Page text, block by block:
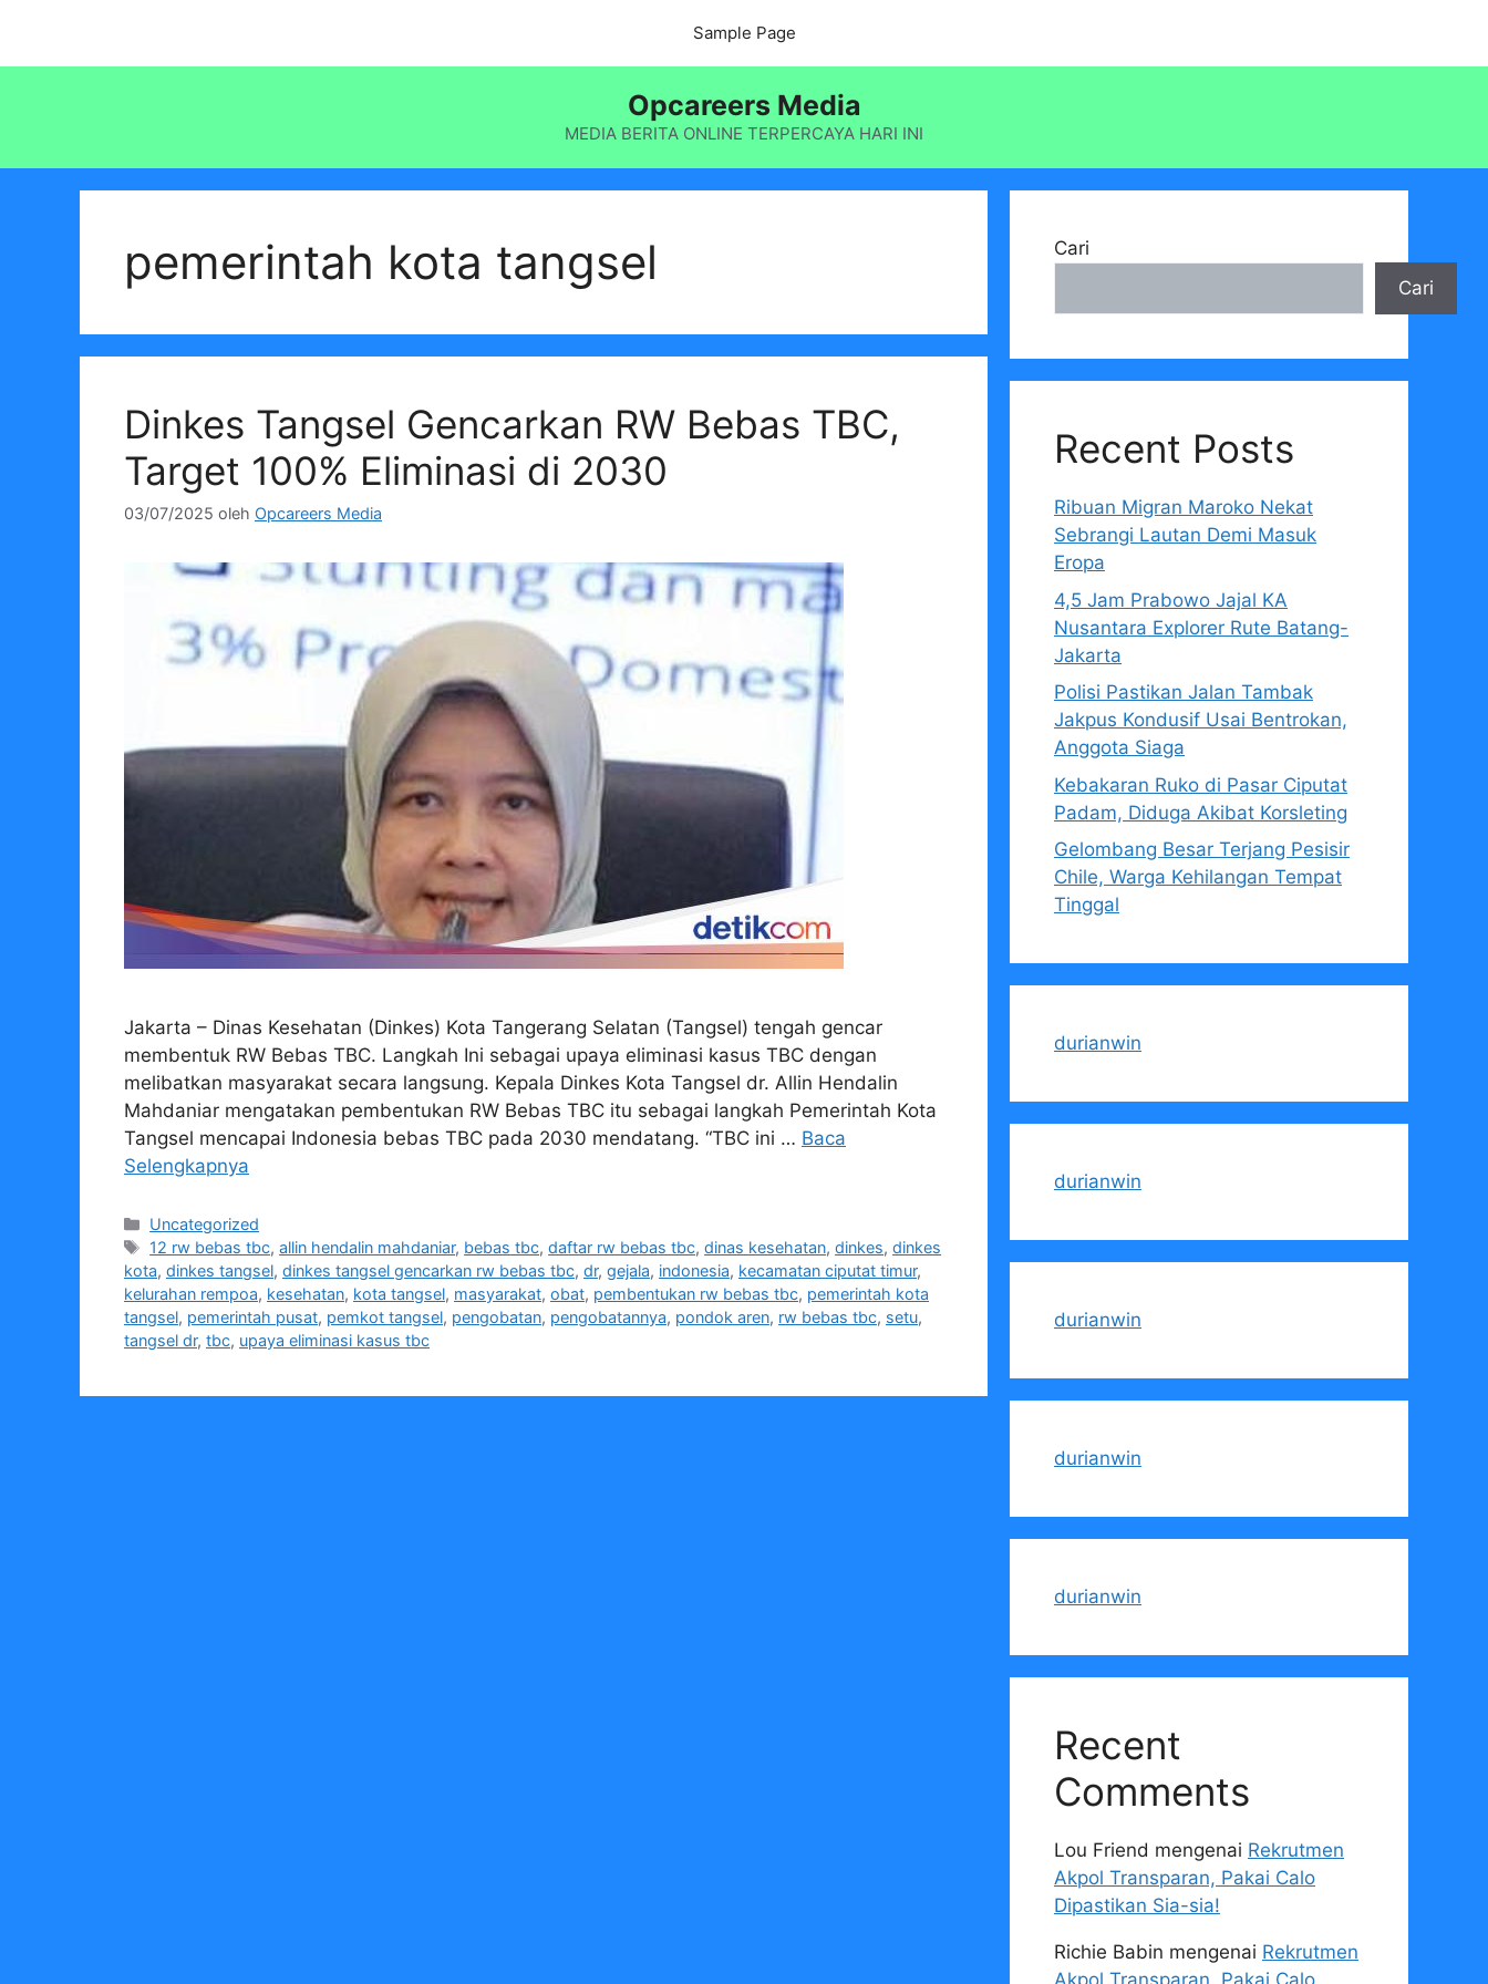
isi
Sample Page
Opcareers Media
MEDIA BERITA ONLINE TERPERCAYA HARI INI
pemerintah kota tangsel
Dinkes Tangsel Gencarkan RW Bebas TBC,
Target 100% Eliminasi di 2030
03/07/2025 oleh Opcareers Media
Jakarta – Dinas Kesehatan (Dinkes) Kota Tangerang Selatan (Tangsel) tengah gencar
membentuk RW Bebas TBC. Langkah Ini sebagai upaya eliminasi kasus TBC dengan
melibatkan masyarakat secara langsung. Kepala Dinkes Kota Tangsel dr. Allin Hendalin
Mahdaniar mengatakan pembentukan RW Bebas TBC itu sebagai langkah Pemerintah Kota
Tangsel mencapai Indonesia bebas TBC pada 2030 mendatang. “TBC ini … Baca
Selengkapnya
Kategori
Uncategorized
Tag
12 rw bebas tbc,allin hendalin mahdaniar, bebas tbc,daftar rw bebas tbc,dinas kesehatan,dinkes,dinkes
kota, dinkes tangsel, dinkes tangsel gencarkan rw bebas tbc, dr, gejala, indonesia, kecamatan ciputat timur,
kelurahan rempoa, kesehatan, kota tangsel, masyarakat, obat, pembentukan rw bebas tbc, pemerintah kota
tangsel, pemerintah pusat, pemkot tangsel, pengobatan, pengobatannya, pondok aren, rw bebas tbc, setu,
tangsel dr, tbc, upaya eliminasi kasus tbc
Cari
Cari
Recent Posts
Ribuan Migran Maroko Nekat
Sebrangi Lautan Demi Masuk
Eropa
4,5 Jam Prabowo Jajal KA
Nusantara Explorer Rute Batang-
Jakarta
Polisi Pastikan Jalan Tambak
Jakpus Kondusif Usai Bentrokan,
Anggota Siaga
Kebakaran Ruko di Pasar Ciputat
Padam, Diduga Akibat Korsleting
Gelombang Besar Terjang Pesisir
Chile, Warga Kehilangan Tempat
Tinggal
durianwin
durianwin
durianwin
durianwin
durianwin
Recent
Comments
Lou Friend mengenai Rekrutmen
Akpol Transparan, Pakai Calo
Dipastikan Sia-sia!
Richie Babin mengenai Rekrutmen
Akpol Transparan, Pakai Calo